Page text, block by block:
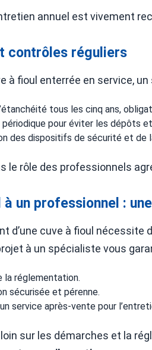
annuel est vivement
contrôles réguliers
à fioul enterrée en service,
tous les cinq ans,
pour éviter les dépôts
des dispositifs de sécurité et de
le rôle des professionnels
à un professionnel :
d’une cuve à fioul
à un spécialiste vous
la réglementation.
sécurisée et pérenne.
service après-vente pour
sur les démarches et la